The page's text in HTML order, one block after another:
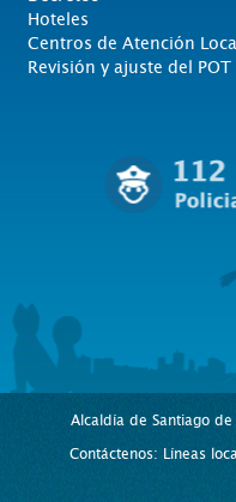
Hoteles
Centros de Atención
Revisión y ajuste del POT
Alcaldía de Santiago
Contáctenos: Líneas